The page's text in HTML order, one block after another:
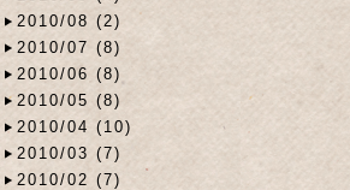
2010/08 (2)
2010/07 (8)
2010/06 (8)
2010/05 (8)
2010/04 (10)
2010/03 (7)
2010/02 (7)